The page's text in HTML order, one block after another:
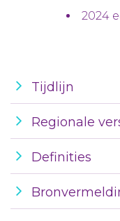
2024
Tijdlijn
Regionale
Definities